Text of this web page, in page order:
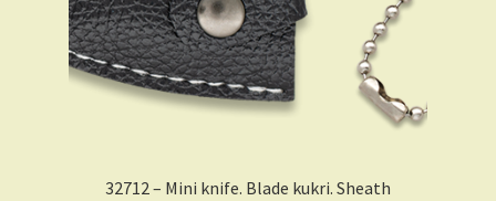
32712 – Mini knife. Blade kukri. Sheath